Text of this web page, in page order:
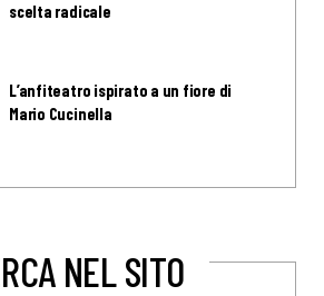
scelta radicale
L’anfiteatro ispirato a un fiore di
Mario Cucinella
NEL SITO